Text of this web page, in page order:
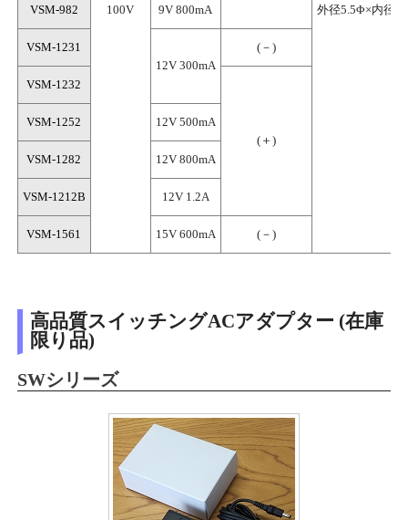
100V 外径5.5Φ×内径
VSM-982 9V 800mA
VSM-1231
12V 300mA
(－)
VSM-1232
(＋)
VSM-1252 12V 500mA
VSM-1282 12V 800mA
VSM-1212B 12V 1.2A
VSM-1561 15V 600mA (－)
高品質スイッチングACアダプター (在庫
限り品)
SWシリーズ